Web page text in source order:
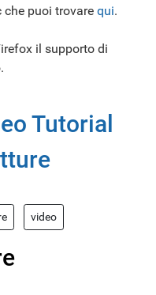
che puoi trovare qui.
il supporto di
Tutorial
video